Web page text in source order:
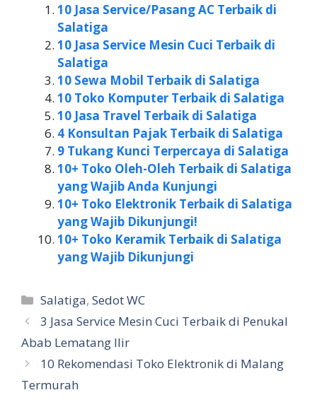
10 Jasa Service/Pasang AC Terbaik di
Salatiga
10 Jasa Service Mesin Cuci Terbaik di
Salatiga
10 Sewa Mobil Terbaik di Salatiga
10 Toko Komputer Terbaik di Salatiga
10 Jasa Travel Terbaik di Salatiga
4 Konsultan Pajak Terbaik di Salatiga
9 Tukang Kunci Terpercaya di Salatiga
10+ Toko Oleh-Oleh Terbaik di Salatiga
yang Wajib Anda Kunjungi
10+ Toko Elektronik Terbaik di Salatiga
yang Wajib Dikunjungi!
10+ Toko Keramik Terbaik di Salatiga
yang Wajib Dikunjungi
Kategori
Salatiga,Sedot WC
3 Jasa Service Mesin Cuci Terbaik di Penukal
Abab Lematang Ilir
10 Rekomendasi Toko Elektronik di Malang
Termurah